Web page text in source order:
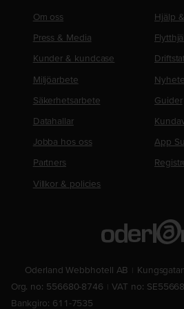
Om oss
Press & Media
Kunder & kundcase
Miljöarbete
Säkerhetsarbete
Datahallar
Jobba hos oss
Partners
Villkor & policies
Hjälp
Guider
App
Oderland Webbhotell AB
Org. no: 556680-8746
VAT no:
Bankgiro: 611-7535